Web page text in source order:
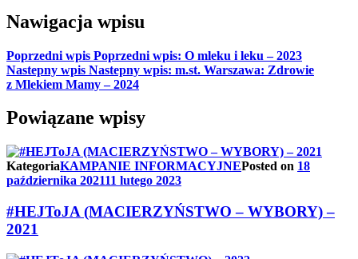
Nawigacja wpisu
Poprzedni wpis Poprzedni wpis: O mleku i leku – 2023
Nastepny wpis Nastepny wpis: m.st. Warszawa: Zdrowie
z Mlekiem Mamy – 2024
Powiązane wpisy
KategoriaKAMPANIE INFORMACYJNEPosted on 18
października 202111 lutego 2023
#HEJToJA (MACIERZYŃSTWO – WYBORY) –
2021